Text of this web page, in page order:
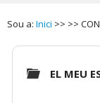
Sou a: Inici >> >>
EL MEU